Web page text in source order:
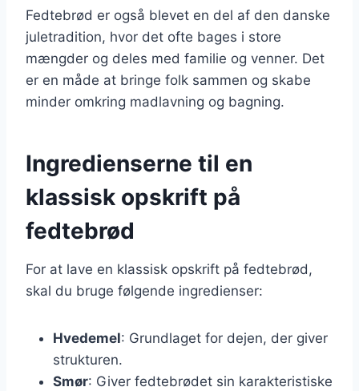
Fedtebrød er også blevet en del af den danske
juletradition, hvor det ofte bages i store
mængder og deles med familie og venner. Det
er en måde at bringe folk sammen og skabe
minder omkring madlavning og bagning.
Ingredienserne til en
klassisk opskrift på
fedtebrød
For at lave en klassisk opskrift på fedtebrød,
skal du bruge følgende ingredienser:
Hvedemel: Grundlaget for dejen, der giver
strukturen.
Smør: Giver fedtebrødet sin karakteristiske